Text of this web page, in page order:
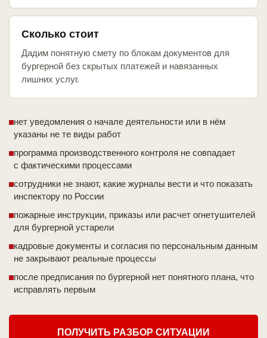
Сколько стоит
Дадим понятную смету по блокам документов для
бургерной без скрытых платежей и навязанных
лишних услуг.
нет уведомления о начале деятельности или в нём
указаны не те виды работ
программа производственного контроля не совпадает
с фактическими процессами
сотрудники не знают, какие журналы вести и что показать
инспектору по России
пожарные инструкции, приказы или расчет огнетушителей
для бургерной устарели
кадровые документы и согласия по персональным данным
не закрывают реальные процессы
после предписания по бургерной нет понятного плана, что
исправлять первым
ПОЛУЧИТЬ РАЗБОР СИТУАЦИИ